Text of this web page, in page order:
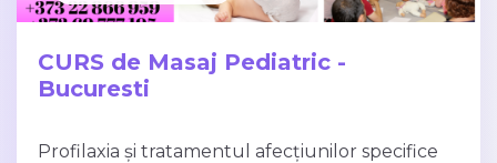
CURS de Masaj Pediatric -
Bucuresti
Profilaxia și tratamentul afecțiunilor specifice